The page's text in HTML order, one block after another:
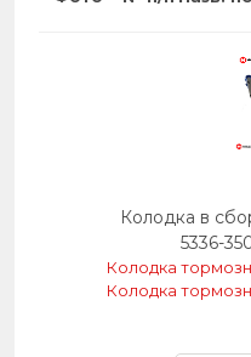
Колодка в
5336-
Колодка
Колодка